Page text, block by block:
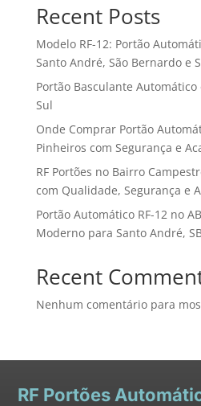
Recent Posts
Modelo RF-12: Portão
Santo André, São Bernardo e
Portão Basculante Automático
Sul
Onde Comprar Portão
Pinheiros com Segurança e
RF Portões no Bairro
com Qualidade, Segurança e
Portão Automático RF-12 no
Moderno para Santo André,
Recent
Nenhum comentário para
RF Portões